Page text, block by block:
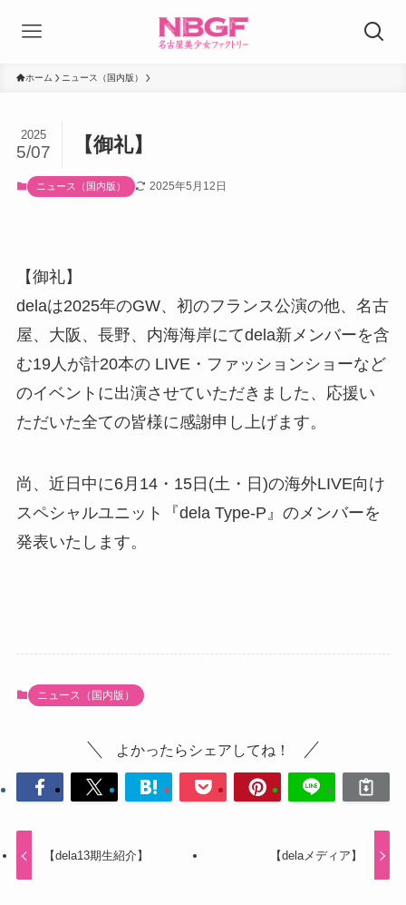
ホーム ニュース（国内版）
【御礼】
2025
5/07
ニュース（国内版） 2025年5月12日
【御礼】
delaは2025年のGW、初のフランス公演の他、名古
屋、大阪、長野、内海海岸にてdela新メンバーを含
む19人が計20本の LIVE・ファッションショーなど
のイベントに出演させていただきました、応援い
ただいた全ての皆様に感謝申し上げます。
尚、近日中に6月14・15日(土・日)の海外LIVE向け
スペシャルユニット『dela Type-P』のメンバーを
発表いたします。
ニュース（国内版）
よかったらシェアしてね！
【dela13期生紹介】 【delaメディア】